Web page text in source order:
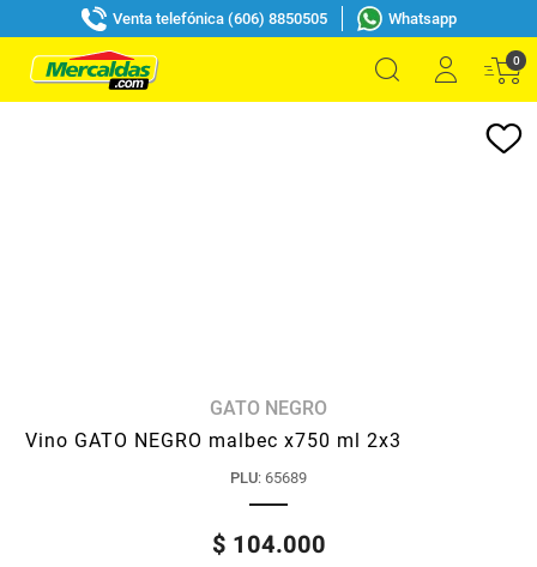
Venta telefónica (606) 8850505 Whatsapp
0
GATO NEGRO
Vino GATO NEGRO malbec x750 ml 2x3
PLU: 65689
$ 104.000